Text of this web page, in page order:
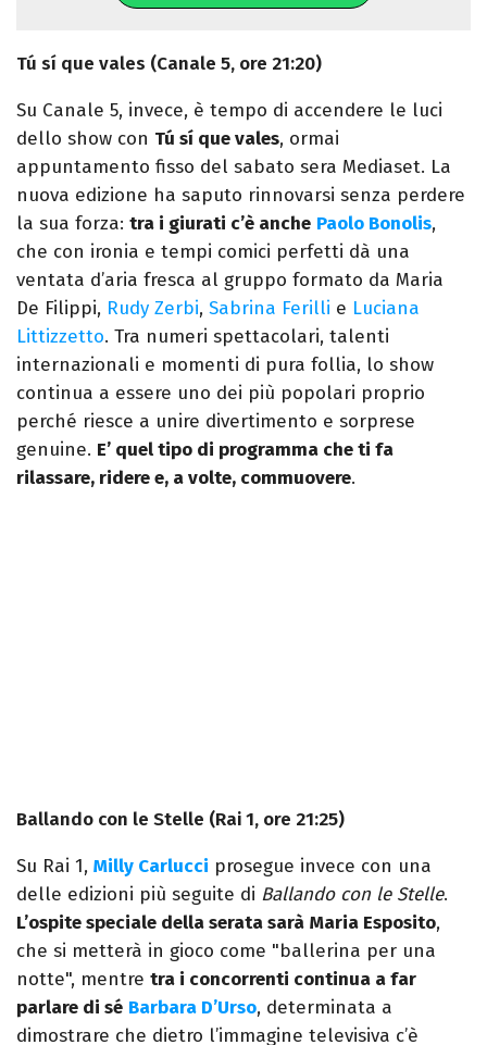
Tú sí que vales (Canale 5, ore 21:20)
Su Canale 5, invece, è tempo di accendere le luci
dello show con Tú sí que vales, ormai
appuntamento fisso del sabato sera Mediaset. La
nuova edizione ha saputo rinnovarsi senza perdere
la sua forza: tra i giurati c’è anche Paolo Bonolis,
che con ironia e tempi comici perfetti dà una
ventata d’aria fresca al gruppo formato da Maria
De Filippi, Rudy Zerbi, Sabrina Ferilli e Luciana
Littizzetto. Tra numeri spettacolari, talenti
internazionali e momenti di pura follia, lo show
continua a essere uno dei più popolari proprio
perché riesce a unire divertimento e sorprese
genuine. E’ quel tipo di programma che ti fa
rilassare, ridere e, a volte, commuovere.
Ballando con le Stelle (Rai 1, ore 21:25)
Su Rai 1, Milly Carlucci prosegue invece con una
delle edizioni più seguite di Ballando con le Stelle.
L’ospite speciale della serata sarà Maria Esposito,
che si metterà in gioco come "ballerina per una
notte", mentre tra i concorrenti continua a far
parlare di sé Barbara D’Urso, determinata a
dimostrare che dietro l’immagine televisiva c’è